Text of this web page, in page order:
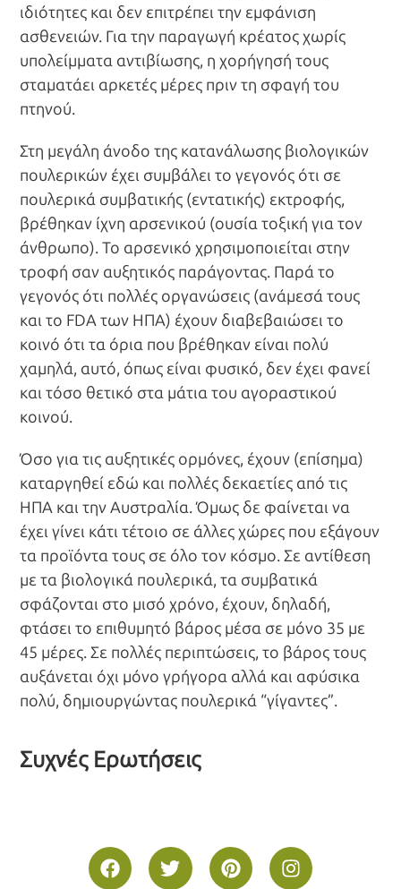
ιδιότητες και δεν επιτρέπει την εμφάνιση
ασθενειών. Για την παραγωγή κρέατος χωρίς
υπολείμματα αντιβίωσης, η χορήγησή τους
σταματάει αρκετές μέρες πριν τη σφαγή του
πτηνού.
Στη μεγάλη άνοδο της κατανάλωσης βιολογικών
πουλερικών έχει συμβάλει το γεγονός ότι σε
πουλερικά συμβατικής (εντατικής) εκτροφής,
βρέθηκαν ίχνη αρσενικού (ουσία τοξική για τον
άνθρωπο). Το αρσενικό χρησιμοποιείται στην
τροφή σαν αυξητικός παράγοντας. Παρά το
γεγονός ότι πολλές οργανώσεις (ανάμεσά τους
και το FDA των ΗΠΑ) έχουν διαβεβαιώσει το
κοινό ότι τα όρια που βρέθηκαν είναι πολύ
χαμηλά, αυτό, όπως είναι φυσικό, δεν έχει φανεί
και τόσο θετικό στα μάτια του αγοραστικού
κοινού.
Όσο για τις αυξητικές ορμόνες, έχουν (επίσημα)
καταργηθεί εδώ και πολλές δεκαετίες από τις
ΗΠΑ και την Αυστραλία. Όμως δε φαίνεται να
έχει γίνει κάτι τέτοιο σε άλλες χώρες που εξάγουν
τα προϊόντα τους σε όλο τον κόσμο. Σε αντίθεση
με τα βιολογικά πουλερικά, τα συμβατικά
σφάζονται στο μισό χρόνο, έχουν, δηλαδή,
φτάσει το επιθυμητό βάρος μέσα σε μόνο 35 με
45 μέρες. Σε πολλές περιπτώσεις, το βάρος τους
αυξάνεται όχι μόνο γρήγορα αλλά και αφύσικα
πολύ, δημιουργώντας πουλερικά “γίγαντες”.